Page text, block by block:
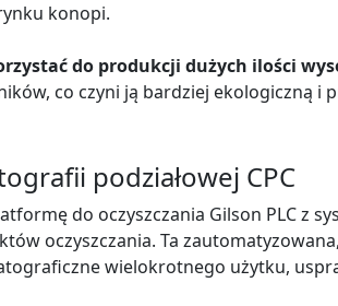
konopi.
do produkcji dużych ilości
co czyni ją bardziej ekologiczną i
podziałowej CPC
do oczyszczania Gilson PLC z
oczyszczania. Ta
wielokrotnego użytku,